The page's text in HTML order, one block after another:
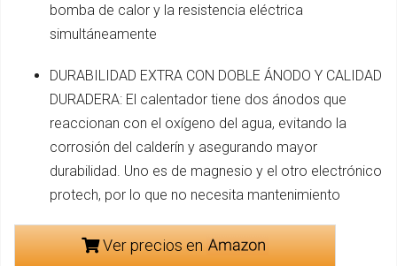
bomba de calor y la resistencia eléctrica
simultáneamente
DURABILIDAD EXTRA CON DOBLE ÁNODO Y CALIDAD
DURADERA: El calentador tiene dos ánodos que
reaccionan con el oxígeno del agua, evitando la
corrosión del calderín y asegurando mayor
durabilidad. Uno es de magnesio y el otro electrónico
protech, por lo que no necesita mantenimiento
Ver precios en